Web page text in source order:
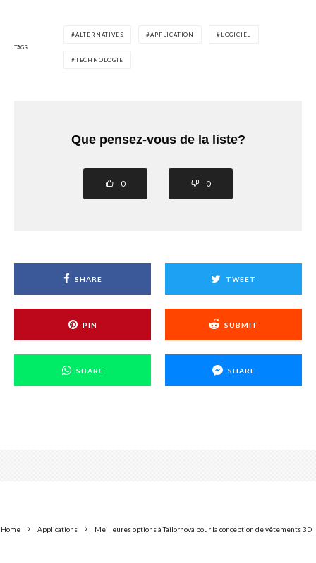
TAGS
ALTERNATIVES APPLICATION LOGICIEL
TECHNOLOGIE
Que pensez-vous de la liste?
0 0
SHARE TWEET
PIN SUBMIT
SHARE SHARE
Home Applications Meilleures options à Tailornova pour la conception de vêtements 3D